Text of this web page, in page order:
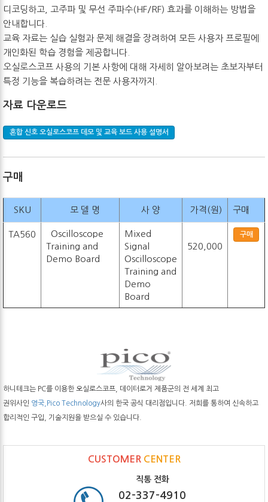
디코딩하고, 고주파 및 무선 주파수(HF/RF) 효과를 이해하는 방법을
안내합니다.
교육 자료는 실습 실험과 문제 해결을 장려하여 모든 사용자 프로필에
개인화된 학습 경험을 제공합니다.
오실로스코프 사용의 기본 사항에 대해 자세히 알아보려는 초보자부터
특정 기능을 복습하려는 전문 사용자까지.
자료 다운로드
혼합 신호 오실로스코프 데모 및 교육 보드 사용 설명서
구매
SKU 모 델 명 사 양 가격(원) 구매
TA560
Oscilloscope
Training and
Demo Board
Mixed
Signal
Oscilloscope
Training and
Demo
Board
520,000
구매
하니테크는 PC를 이용한 오실로스코프, 데이터로거 제품군의 전 세계 최고
권위사인 영국,Pico Technology사의 한국 공식 대리점입니다. 저희를 통하여 신속하고
합리적인 구입, 기술지원을 받으실 수 있습니다.
CUSTOMER CENTER
직통 전화
02-337-4910